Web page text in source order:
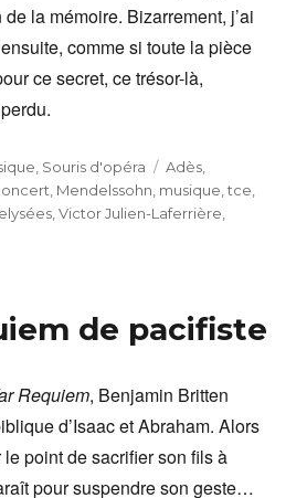
la mémoire. Bizarrement, j’ai
comme si toute la pièce
ce secret, ce trésor-là,
, Souris d'opéra Étiquettes
Adès,
, Mendelssohn, musique,tce,
,Victor Julien-Laferrière,
de pacifiste
Requiem, Benjamin Britten
d’Isaac et Abraham. Alors
le point de sacrifier son fils à
pour suspendre son geste…